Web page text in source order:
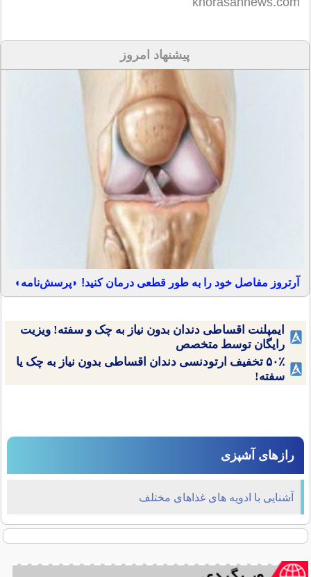
پیشنهاد امروز
آرتروز مفاصل خود را به طور قطعی درمان کنید! ◗پرسش‌نامه◖
ایمپلنت اقساطی دندان بدون نیاز به چک و سفته! ویزیت
رایگان توسط متخصص
۵۰٪ تخفیف ارتودنسی دندان اقساطی بدون نیاز به چک یا
سفته!
رازهای آشپزی
آشنایی با ادویه های غذاهای مختلف